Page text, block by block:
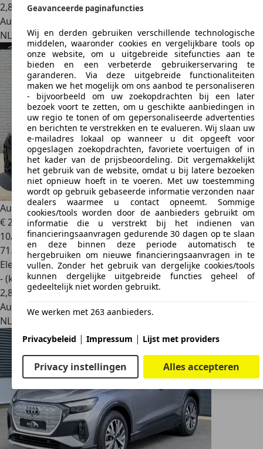
2,8
Autobedrijf
NL 5738 AKMariahout
Audi Q4 e-tron35 Edition 55 kWh
€ 24.250
10/2021
71.785 km
Elektrisch
- (kWh/100 km)
2,8
Autobedrijf
NL 6691 EJ
Geavanceerde paginafuncties
Wij en derden gebruiken verschillende technologische
middelen, waaronder cookies en vergelijkbare tools op
onze website, om u uitgebreide sitefuncties aan te
bieden en een verbeterde gebruikerservaring te
garanderen. Via deze uitgebreide functionaliteiten
maken we het mogelijk om ons aanbod te personaliseren
- bijvoorbeeld om uw zoekopdrachten bij een later
bezoek voort te zetten, om u geschikte aanbiedingen in
uw regio te tonen of om gepersonaliseerde advertenties
en berichten te verstrekken en te evalueren. Wij slaan uw
e-mailadres lokaal op wanneer u dit opgeeft voor
opgeslagen zoekopdrachten, favoriete voertuigen of in
het kader van de prijsbeoordeling. Dit vergemakkelijkt
het gebruik van de website, omdat u bij latere bezoeken
niet opnieuw hoeft in te voeren. Met uw toestemming
wordt op gebruik gebaseerde informatie verzonden naar
dealers waarmee u contact opneemt. Sommige
cookies/tools worden door de aanbieders gebruikt om
informatie die u verstrekt bij het indienen van
financieringsaanvragen gedurende 30 dagen op te slaan
en deze binnen deze periode automatisch te
hergebruiken om nieuwe financieringsaanvragen in te
vullen. Zonder het gebruik van dergelijke cookies/tools
kunnen dergelijke uitgebreide functies geheel of
gedeeltelijk niet worden gebruikt.
We werken met 263 aanbieders.
Privacybeleid | Impressum | Lijst met providers
Privacy instellingen Alles accepteren